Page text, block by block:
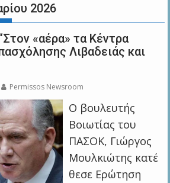
2026
«αέρα» τα Κέντρα
Λιβαδειάς και
Permissos Newsroom
Ο βουλευτής
Βοιωτίας του
ΠΑΣΟΚ, Γιώργος
Μουλκιώτης κατέ
θεσε Ερώτηση